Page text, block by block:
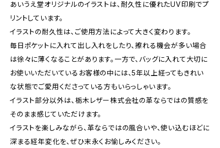
あいうえ堂オリジナルのイラストは、耐久性に優れたUV印刷でプ
リントしています。
イラストの耐久性は、ご使用方法によって大きく変わります。
毎日ポケットに入れて出し入れをしたり、擦れる機会が多い場合
は徐々に薄くなることがあります。一方で、バッグに入れて大切に
お使いいただいているお客様の中には、5年以上経ってもきれい
な状態でご愛用くださっている方もいらっしゃいます。
イラスト部分以外は、栃木レザー株式会社の革ならではの質感を
そのまま感じていただけます。
イラストを楽しみながら、革ならではの風合いや、使い込むほどに
深まる経年変化を、ぜひ末永くお愉しみください。